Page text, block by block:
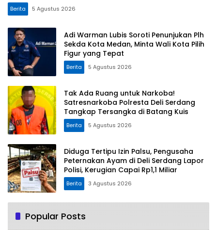
Berita 5 Agustus 2026
Adi Warman Lubis Soroti Penunjukan Plh
Sekda Kota Medan, Minta Wali Kota Pilih
Figur yang Tepat
Berita 5 Agustus 2026
Tak Ada Ruang untuk Narkoba!
Satresnarkoba Polresta Deli Serdang
Tangkap Tersangka di Batang Kuis
Berita 5 Agustus 2026
Diduga Tertipu Izin Palsu, Pengusaha
Peternakan Ayam di Deli Serdang Lapor
Polisi, Kerugian Capai Rp1,1 Miliar
Berita 3 Agustus 2026
Popular Posts